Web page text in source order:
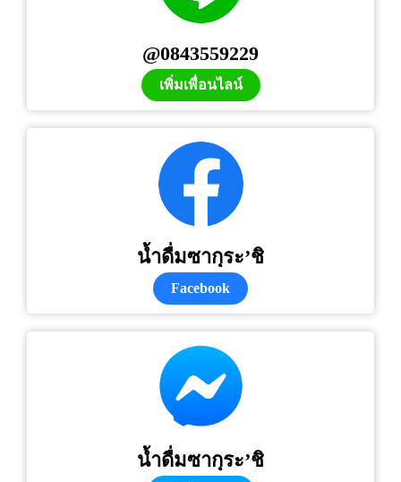
@0843559229
เพิ่มเพื่อนไลน์
น้ำดื่มซากุระ’ชิ
Facebook
น้ำดื่มซากุระ’ชิ